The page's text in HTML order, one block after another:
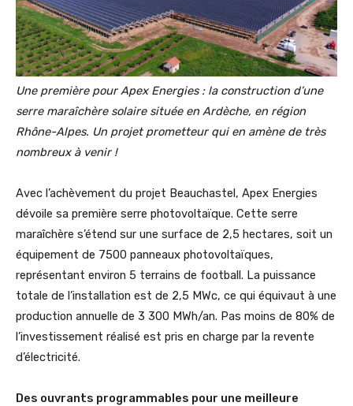
Une première pour Apex Energies : la construction d’une
serre maraîchère solaire située en Ardèche, en région
Rhône-Alpes. Un projet prometteur qui en amène de très
nombreux à venir !
Avec l’achèvement du projet Beauchastel, Apex Energies
dévoile sa première serre photovoltaïque. Cette serre
maraîchère s’étend sur une surface de 2,5 hectares, soit un
équipement de 7500 panneaux photovoltaïques,
représentant environ 5 terrains de football. La puissance
totale de l’installation est de 2,5 MWc, ce qui équivaut à une
production annuelle de 3 300 MWh/an. Pas moins de 80% de
l’investissement réalisé est pris en charge par la revente
d’électricité.
Des ouvrants programmables pour une meilleure